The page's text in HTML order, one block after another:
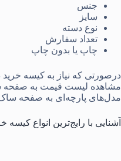
جنس
سایز
نوع دسته
تعداد سفارش
چاپ یا بدون چاپ
درصورتی که نیاز به کیسه خرید
مشاهده لیست قیمت به صفحه
مدل‌های پارچه‌ای به صفحه
آشنایی با رایج‌ترین انواع کیسه